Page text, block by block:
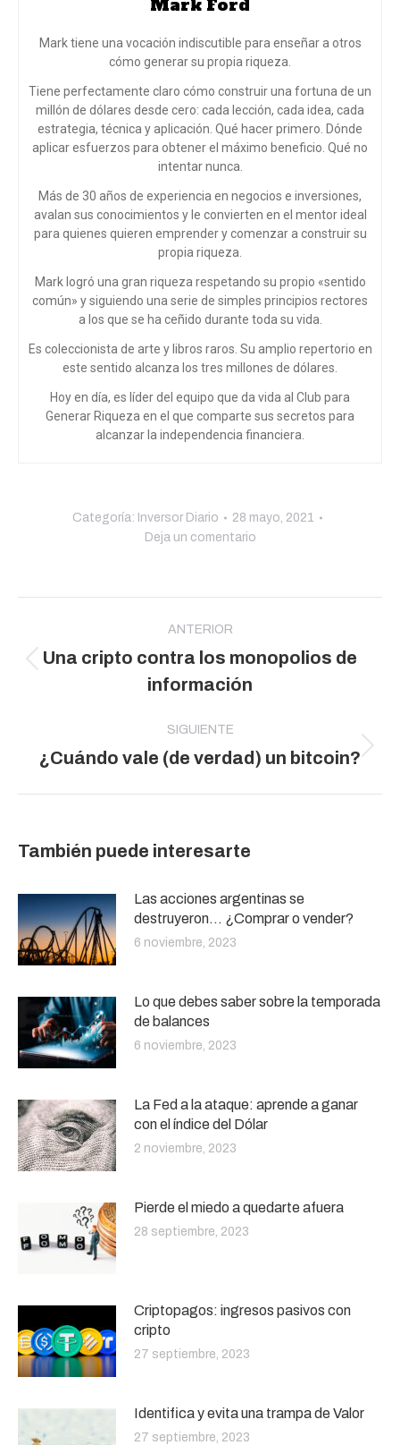
Mark Ford
Mark tiene una vocación indiscutible para enseñar a otros
cómo generar su propia riqueza.
Tiene perfectamente claro cómo construir una fortuna de un
millón de dólares desde cero: cada lección, cada idea, cada
estrategia, técnica y aplicación. Qué hacer primero. Dónde
aplicar esfuerzos para obtener el máximo beneficio. Qué no
intentar nunca.
Más de 30 años de experiencia en negocios e inversiones,
avalan sus conocimientos y le convierten en el mentor ideal
para quienes quieren emprender y comenzar a construir su
propia riqueza.
Mark logró una gran riqueza respetando su propio «sentido
común» y siguiendo una serie de simples principios rectores
a los que se ha ceñido durante toda su vida.
Es coleccionista de arte y libros raros. Su amplio repertorio en
este sentido alcanza los tres millones de dólares.
Hoy en día, es líder del equipo que da vida al Club para
Generar Riqueza en el que comparte sus secretos para
alcanzar la independencia financiera.
Categoría: Inversor Diario
28 mayo, 2021
Deja un comentario
publicaciones
ANTERIOR
Publicación
anterior:
Una cripto contra los monopolios de
información
SIGUIENTE
Publicación
¿Cuándo vale (de verdad) un bitcoin?
También puede interesarte
Las acciones argentinas se
destruyeron… ¿Comprar o vender?
6 noviembre, 2023
Lo que debes saber sobre la temporada
de balances
6 noviembre, 2023
La Fed a la ataque: aprende a ganar
con el índice del Dólar
2 noviembre, 2023
Pierde el miedo a quedarte afuera
28 septiembre, 2023
Criptopagos: ingresos pasivos con
cripto
27 septiembre, 2023
Identifica y evita una trampa de Valor
27 septiembre, 2023